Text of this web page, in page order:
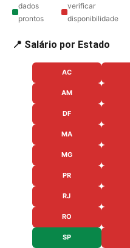
dados
prontos
verificar
disponibilidade
📍 Salário por Estado
AC
AM
DF
MA
MG
PR
RJ
RO
SP